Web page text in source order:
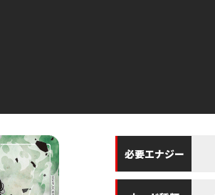
必要エナジー